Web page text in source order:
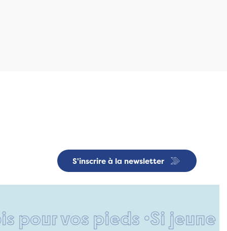
S'inscrire à la newsletter
vos pieds •Si jeune et